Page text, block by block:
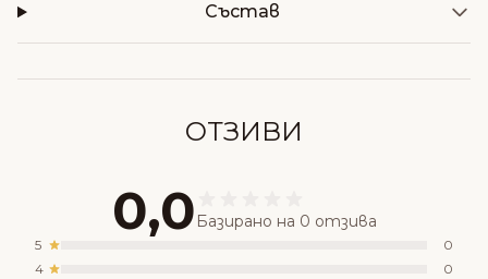
Състав
ОТЗИВИ
0,0 Базирано на 0 отзива
5
0
4
0